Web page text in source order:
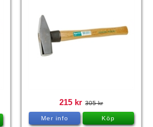
215 kr 305 kr
Mer info Köp